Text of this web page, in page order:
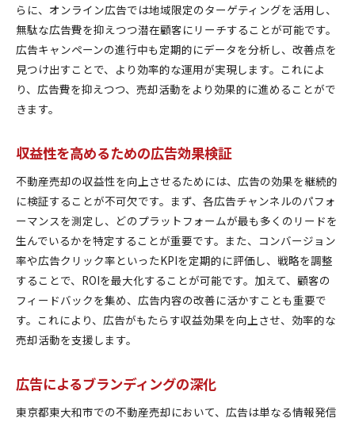
らに、オンライン広告では地域限定のターゲティングを活用し、
無駄な広告費を抑えつつ潜在顧客にリーチすることが可能です。
広告キャンペーンの進行中も定期的にデータを分析し、改善点を
見つけ出すことで、より効率的な運用が実現します。これによ
り、広告費を抑えつつ、売却活動をより効果的に進めることがで
きます。
収益性を高めるための広告効果検証
不動産売却の収益性を向上させるためには、広告の効果を継続的
に検証することが不可欠です。まず、各広告チャンネルのパフォ
ーマンスを測定し、どのプラットフォームが最も多くのリードを
生んでいるかを特定することが重要です。また、コンバージョン
率や広告クリック率といったKPIを定期的に評価し、戦略を調整
することで、ROIを最大化することが可能です。加えて、顧客の
フィードバックを集め、広告内容の改善に活かすことも重要で
す。これにより、広告がもたらす収益効果を向上させ、効率的な
売却活動を支援します。
広告によるブランディングの深化
東京都東大和市での不動産売却において、広告は単なる情報発信